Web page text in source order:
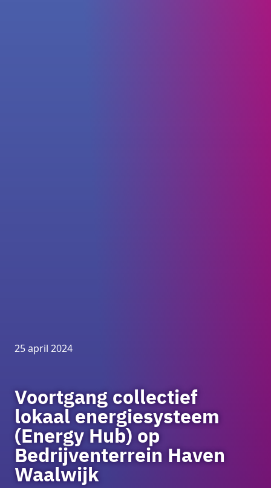
25 april 2024
Voortgang collectief
lokaal energiesysteem
(Energy Hub) op
Bedrijventerrein Haven
Waalwijk